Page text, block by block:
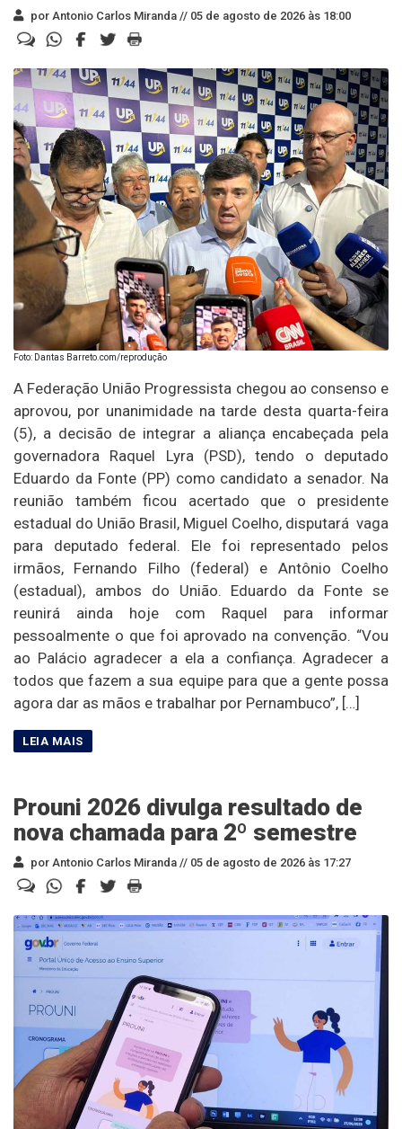
por Antonio Carlos Miranda // 05 de agosto de 2026 às 18:00
Foto: Dantas Barreto.com/reprodução
A Federação União Progressista chegou ao consenso e
aprovou, por unanimidade na tarde desta quarta-feira
(5), a decisão de integrar a aliança encabeçada pela
governadora Raquel Lyra (PSD), tendo o deputado
Eduardo da Fonte (PP) como candidato a senador. Na
reunião também ficou acertado que o presidente
estadual do União Brasil, Miguel Coelho, disputará vaga
para deputado federal. Ele foi representado pelos
irmãos, Fernando Filho (federal) e Antônio Coelho
(estadual), ambos do União. Eduardo da Fonte se
reunirá ainda hoje com Raquel para informar
pessoalmente o que foi aprovado na convenção. “Vou
ao Palácio agradecer a ela a confiança. Agradecer a
todos que fazem a sua equipe para que a gente possa
agora dar as mãos e trabalhar por Pernambuco”, […]
Prouni 2026 divulga resultado de
nova chamada para 2º semestre
por Antonio Carlos Miranda // 05 de agosto de 2026 às 17:27